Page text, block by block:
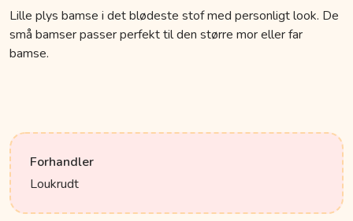
Lille plys bamse i det blødeste stof med personligt look. De
små bamser passer perfekt til den større mor eller far
bamse.
Forhandler
Loukrudt